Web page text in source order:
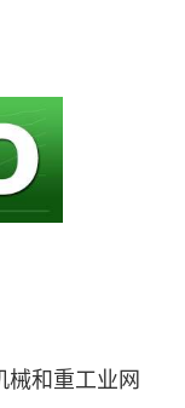
械和重工业网